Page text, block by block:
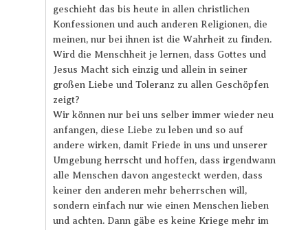
geschieht das bis heute in allen christlichen
Konfessionen und auch anderen Religionen, die
meinen, nur bei ihnen ist die Wahrheit zu finden.
Wird die Menschheit je lernen, dass Gottes und
Jesus Macht sich einzig und allein in seiner
großen Liebe und Toleranz zu allen Geschöpfen
zeigt?
Wir können nur bei uns selber immer wieder neu
anfangen, diese Liebe zu leben und so auf
andere wirken, damit Friede in uns und unserer
Umgebung herrscht und hoffen, dass irgendwann
alle Menschen davon angesteckt werden, dass
keiner den anderen mehr beherrschen will,
sondern einfach nur wie einen Menschen lieben
und achten. Dann gäbe es keine Kriege mehr im